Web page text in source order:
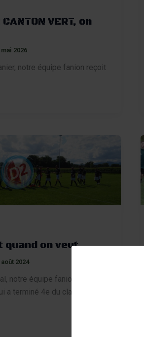
VERT, on
mai 2026
notre équipe fanion reçoit
quand on veut …
août 2024
notre équipe fanion reçoit
a terminé 4e du classement